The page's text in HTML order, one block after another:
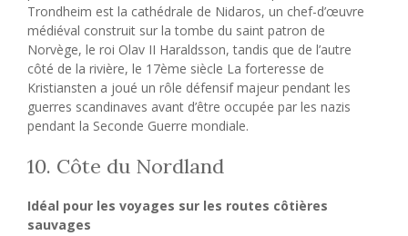
Trondheim est la cathédrale de Nidaros, un chef-d’œuvre
médiéval construit sur la tombe du saint patron de
Norvège, le roi Olav II Haraldsson, tandis que de l’autre
côté de la rivière, le 17ème siècle La forteresse de
Kristiansten a joué un rôle défensif majeur pendant les
guerres scandinaves avant d’être occupée par les nazis
pendant la Seconde Guerre mondiale.
10. Côte du Nordland
Idéal pour les voyages sur les routes côtières
sauvages